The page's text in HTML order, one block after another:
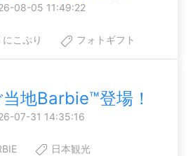
08-05 11:49:22
にこぷり フォトギフト
当地Barbie™登場！
07-31 14:35:16
日本観光